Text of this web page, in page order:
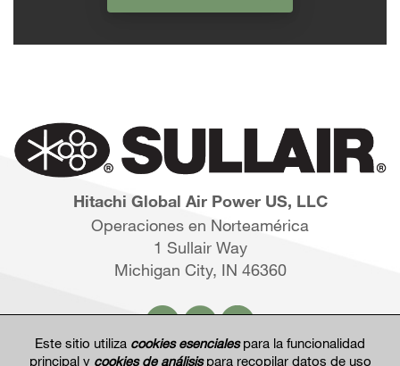
Hitachi Global Air Power US, LLC
Operaciones en Norteamérica
1 Sullair Way
Michigan City, IN 46360
Este sitio utiliza cookies esencialespara la funcionalidad
principal y cookies de análisispara recopilar datos de uso